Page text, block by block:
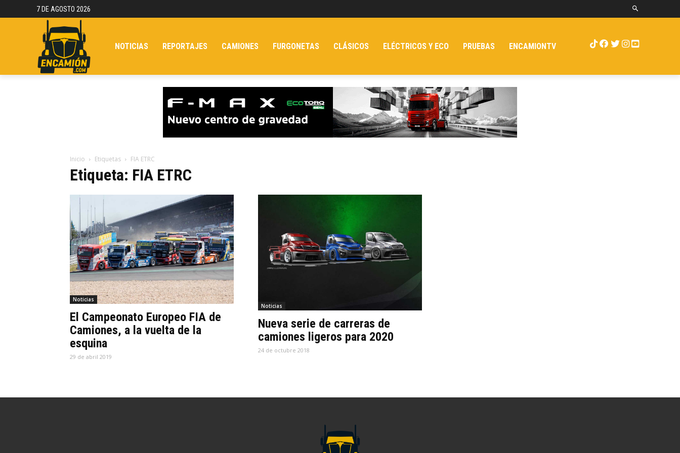
7 DE AGOSTO 2026
NOTICIAS REPORTAJES CAMIONES FURGONETAS CLÁSICOS ELÉCTRICOS Y ECO PRUEBAS ENCAMIONTV
Inicio Etiquetas FIA ETRC
Etiqueta: FIA ETRC
Noticias
El Campeonato Europeo FIA de
Camiones, a la vuelta de la
esquina
29 de abril 2019
Noticias
Nueva serie de carreras de
camiones ligeros para 2020
24 de octubre 2018